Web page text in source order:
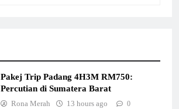
Pakej Trip Padang 4H3M RM750:
Percutian di Sumatera Barat
Rona Merah 13 hours ago 0